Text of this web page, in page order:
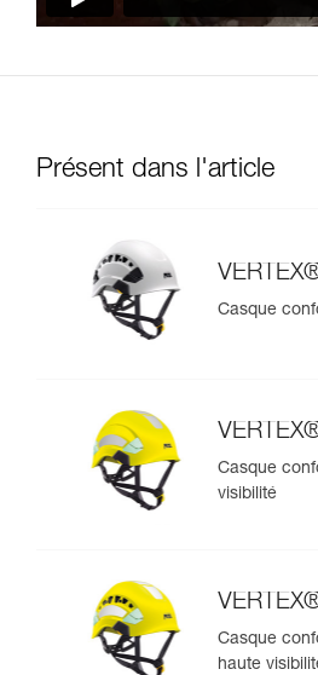
Présent dans l'article
Casque
Casque
visibilité
Casque
haute